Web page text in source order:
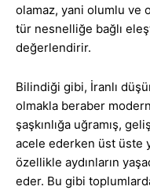
olamaz, yani olumlu ve
tür nesnelliğe bağlı
değerlendirir.
Bilindiği gibi, İranlı
olmakla beraber
şaşkınlığa uğramış,
acele ederken üst üste
özellikle aydınların
eder. Bu gibi